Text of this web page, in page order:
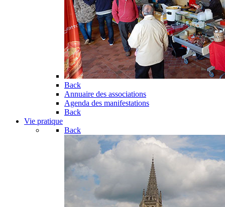
Back
Annuaire des associations
Agenda des manifestations
Back
Vie pratique
Back